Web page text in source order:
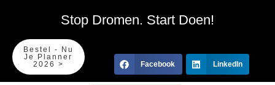
Stop Dromen. Start Doen!
Bestel - Nu
Je Planner
2026 >
Facebook LinkedIn